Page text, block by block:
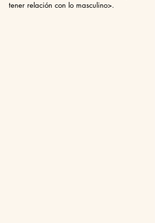
tener relación con lo masculino>.